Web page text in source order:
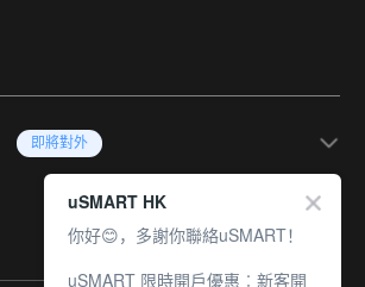
即將對外
uSMART HK
你好😊，多謝你聯絡uSMART！
uSMART 限時開戶優惠︰新客開